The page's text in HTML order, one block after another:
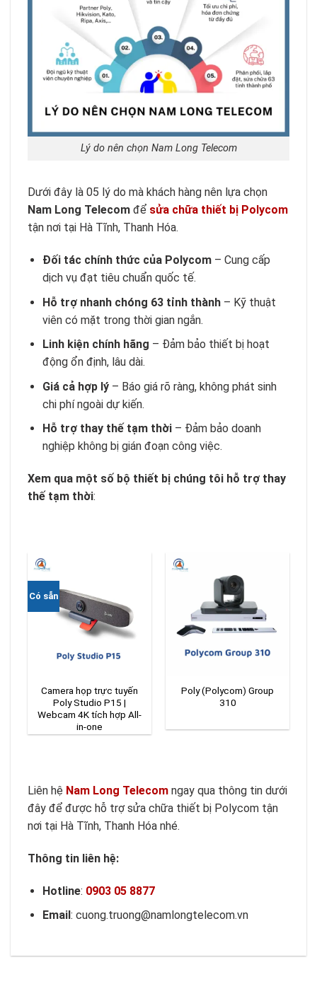
Lý do nên chọn Nam Long Telecom
Dưới đây là 05 lý do mà khách hàng nên lựa chọn
Nam Long Telecom để sửa chữa thiết bị Polycom
tận nơi tại Hà Tĩnh, Thanh Hóa.
Đối tác chính thức của Polycom– Cung cấp
dịch vụ đạt tiêu chuẩn quốc tế.
Hỗ trợ nhanh chóng 63 tỉnh thành– Kỹ thuật
viên có mặt trong thời gian ngắn.
Linh kiện chính hãng – Đảm bảo thiết bị hoạt
động ổn định, lâu dài.
Giá cả hợp lý– Báo giá rõ ràng, không phát sinh
chi phí ngoài dự kiến.
Hỗ trợ thay thế tạm thời– Đảm bảo doanh
nghiệp không bị gián đoạn công việc.
Xem qua một số bộ thiết bị chúng tôi hỗ trợ thay
thế tạm thời:
Có sẵn
Camera họp trực tuyến
Poly Studio P15 |
Webcam 4K tích hợp All-
in-one
Poly (Polycom) Group
310
Liên hệ Nam Long Telecom ngay qua thông tin dưới
đây để được hỗ trợ sửa chữa thiết bị Polycom tận
nơi tại Hà Tĩnh, Thanh Hóa nhé.
Thông tin liên hệ:
Hotline: 0903 05 8877
Email : cuong.truong@namlongtelecom.vn